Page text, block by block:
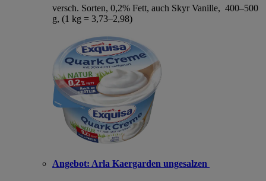
versch. Sorten, 0,2% Fett, auch Skyr Vanille, 400–500
g, (1 kg = 3,73–2,98)
Angebot: Arla Kaergarden ungesalzen